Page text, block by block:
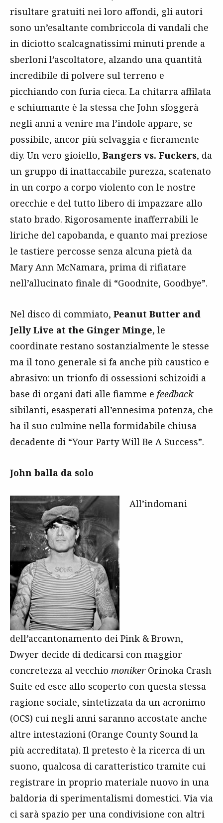
risultare gratuiti nei loro affondi, gli autori
sono un’esaltante combriccola di vandali che
in diciotto scalcagnatissimi minuti prende a
sberloni l’ascoltatore, alzando una quantità
incredibile di polvere sul terreno e
picchiando con furia cieca. La chitarra affilata
e schiumante è la stessa che John sfoggerà
negli anni a venire ma l’indole appare, se
possibile, ancor più selvaggia e fieramente
diy. Un vero gioiello, Bangers vs. Fuckers, da
un gruppo di inattaccabile purezza, scatenato
in un corpo a corpo violento con le nostre
orecchie e del tutto libero di impazzare allo
stato brado. Rigorosamente inafferrabili le
liriche del capobanda, e quanto mai preziose
le tastiere percosse senza alcuna pietà da
Mary Ann McNamara, prima di rifiatare
nell’allucinato finale di “Goodnite, Goodbye”.
Nel disco di commiato, Peanut Butter and
Jelly Live at the Ginger Minge, le
coordinate restano sostanzialmente le stesse
ma il tono generale si fa anche più caustico e
abrasivo: un trionfo di ossessioni schizoidi a
base di organi dati alle fiamme e feedback
sibilanti, esasperati all’ennesima potenza, che
ha il suo culmine nella formidabile chiusa
decadente di “Your Party Will Be A Success”.
John balla da solo
All’indomani
dell’accantonamento dei Pink & Brown,
Dwyer decide di dedicarsi con maggior
concretezza al vecchio monikerOrinoka Crash
Suite ed esce allo scoperto con questa stessa
ragione sociale, sintetizzata da un acronimo
(OCS) cui negli anni saranno accostate anche
altre intestazioni (Orange County Sound la
più accreditata). Il pretesto è la ricerca di un
suono, qualcosa di caratteristico tramite cui
registrare in proprio materiale nuovo in una
baldoria di sperimentalismi domestici. Via via
ci sarà spazio per una condivisione con altri